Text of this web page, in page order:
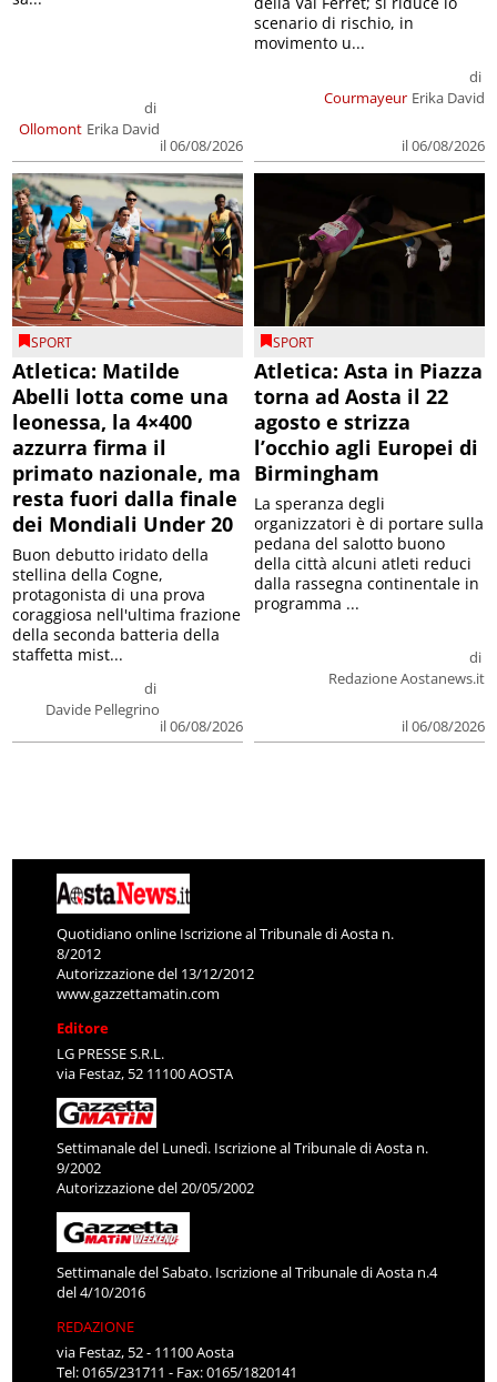
Ollomont
di
Erika David
il 06/08/2026
Courmayeur
di
Erika David
il 06/08/2026
scenario di rischio, in
movimento u...
SPORT
Atletica: Matilde
Abelli lotta come una
leonessa, la 4×400
azzurra firma il
primato nazionale, ma
resta fuori dalla finale
dei Mondiali Under 20
di
Davide Pellegrino
il 06/08/2026
Buon debutto iridato della
stellina della Cogne,
protagonista di una prova
coraggiosa nell'ultima frazione
della seconda batteria della
staffetta mist...
SPORT
Atletica: Asta in Piazza
torna ad Aosta il 22
agosto e strizza
l’occhio agli Europei di
Birmingham
di
Redazione Aostanews.it
il 06/08/2026
La speranza degli
organizzatori è di portare sulla
pedana del salotto buono
della città alcuni atleti reduci
dalla rassegna continentale in
programma ...
Quotidiano online Iscrizione al Tribunale di Aosta n.
8/2012
Autorizzazione del 13/12/2012
www.gazzettamatin.com
Editore
LG PRESSE S.R.L.
via Festaz, 52 11100 AOSTA
Settimanale del Lunedì. Iscrizione al Tribunale di Aosta n.
9/2002
Autorizzazione del 20/05/2002
Settimanale del Sabato. Iscrizione al Tribunale di Aosta n.4
del 4/10/2016
REDAZIONE
via Festaz, 52 - 11100 Aosta
Tel: 0165/231711 - Fax: 0165/1820141